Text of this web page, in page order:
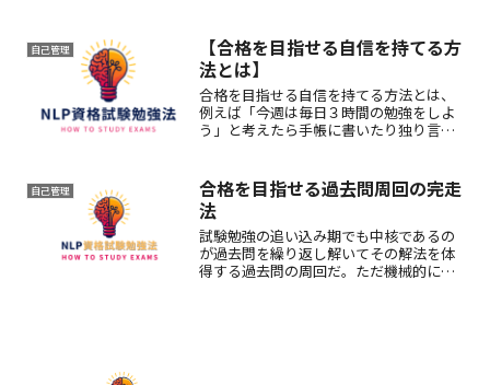
法は休日に早起きをして10時間以上の集
中した勉強をする習慣。
自己管理
【合格を目指せる自信を持てる方
法とは】
合格を目指せる自信を持てる方法とは、
例えば「今週は毎日３時間の勉強をしよ
う」と考えたら手帳に書いたり独り言で
れば必ずできるような計画を基盤にする
のが有言実行のコツです。
自己管理
合格を目指せる過去問周回の完走
法
試験勉強の追い込み期でも中核であるの
が過去問を繰り返し解いてその解法を体
得する過去問の周回だ。ただ機械的にそ